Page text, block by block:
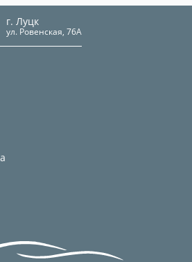
г. Луцк
ул. Ровенская, 76А